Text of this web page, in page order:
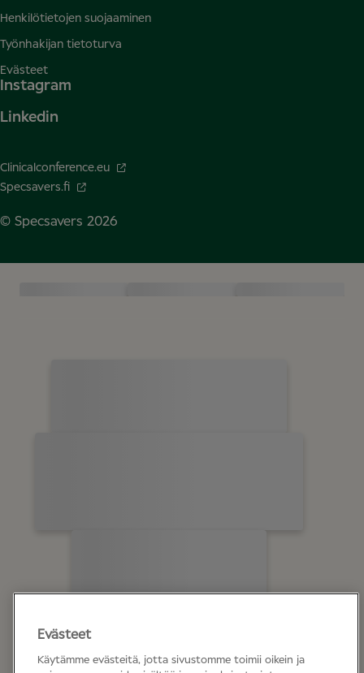
Henkilötietojen suojaaminen
Työnhakijan tietoturva
Evästeet
Instagram
Linkedin
Clinicalconference.eu
Specsavers.fi
© Specsavers 2026
Evästeet
Käytämme evästeitä, jotta sivustomme toimii oikein ja